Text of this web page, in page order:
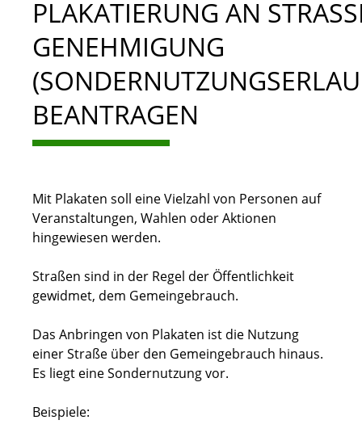
PLAKATIERUNG AN
ENEHMIGUNG (
EANTRAGEN
Mit Plakaten soll eine Vielzahl von Personen auf
Veranstaltungen, Wahlen oder Aktionen
hingewiesen werden.
Straßen sind in der Regel der Öffentlichkeit
gewidmet, dem Gemeingebrauch.
Das Anbringen von Plakaten ist die Nutzung
einer Straße über den Gemeingebrauch hinaus.
Es liegt eine Sondernutzung vor.
Beispiele: